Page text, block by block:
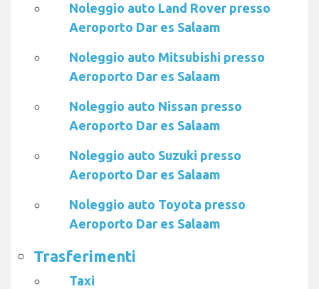
Noleggio auto Land Rover presso
Aeroporto Dar es Salaam
Noleggio auto Mitsubishi presso
Aeroporto Dar es Salaam
Noleggio auto Nissan presso
Aeroporto Dar es Salaam
Noleggio auto Suzuki presso
Aeroporto Dar es Salaam
Noleggio auto Toyota presso
Aeroporto Dar es Salaam
Trasferimenti
Taxi